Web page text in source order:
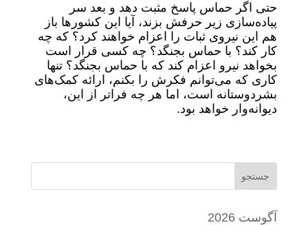
حتی اگر حماس پاسخ مثبت دهد و بعد سر
پیاده‌سازی زیر حرفش بزند، آیا این کشورها باز
هم این نیروی ثبات را اعزام خواهند کرد؟‌ که چه
کار کند؟ با حماس بجنگد؟ چه کسی قرار است
بخواهد نیرو اعزام کند که با حماس بجنگد؟ تنها
کاری که می‌توانم فکرش را بکنم، ارائه کمک‌های
بشردوستانه است، اما هر چه فراتر از این،
دیوانه‌وار خواهد بود.
جستجو
آگوست 2026